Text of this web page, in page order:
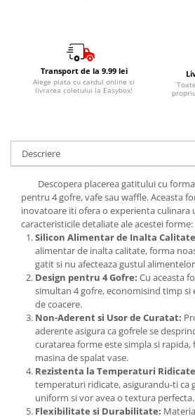
Transport de la 9.99 lei
Alege plata cu cardul online si
livrarea coletului la Easybox!
Descriere
Descopera placerea gatitului cu forma
pentru 4 gofre, vafe sau waffle. Aceasta
inovatoare iti ofera o experienta culinara
caracteristicile detaliate ale acestei forme:
Silicon Alimentar de Inalta
alimentar de inalta calitate, forma
gatit si nu afecteaza gustul
Design pentru 4 Gofre: Cu aceasta
simultan 4 gofre, economisind timp si
de coacere.
Non-Aderent si Usor de Curatat:
aderente asigura ca gofrele se
curatarea forme este simpla si rapida,
masina de spalat vase.
Rezistenta la Temperaturi
temperaturi ridicate, asigurandu-ti ca
uniform si vor avea o textura perfecta.
Flexibilitate si Durabilitate: